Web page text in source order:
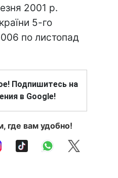
2001 р.
5-го
по листопад
Подпишитесь на
в Google!
где вам удобно!